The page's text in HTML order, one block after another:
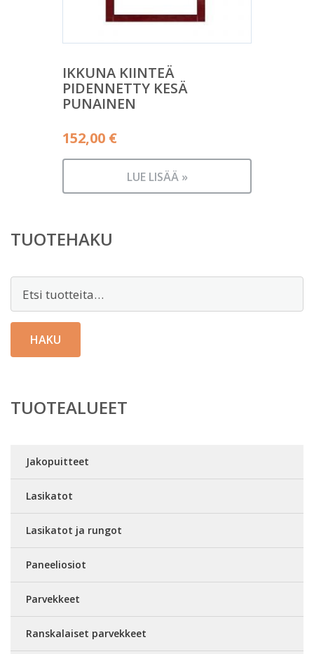
IKKUNA KIINTEÄ
PIDENNETTY KESÄ
PUNAINEN
152,00 €
LUE LISÄÄ »
TUOTEHAKU
HAKU
TUOTEALUEET
Jakopuitteet
Lasikatot
Lasikatot ja rungot
Paneeliosiot
Parvekkeet
Ranskalaiset parvekkeet